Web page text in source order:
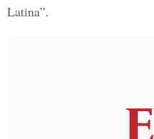
Latina”.